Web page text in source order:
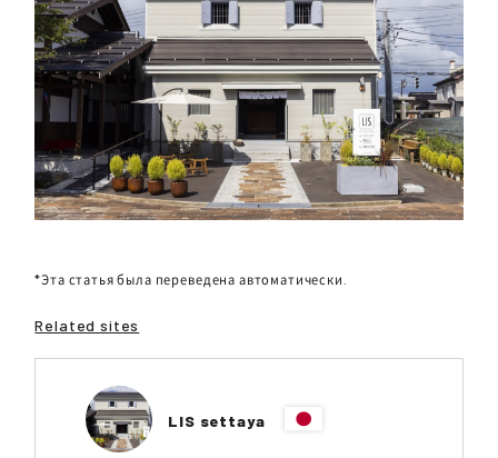
*Эта статья была переведена автоматически.
Related sites
LIS settaya